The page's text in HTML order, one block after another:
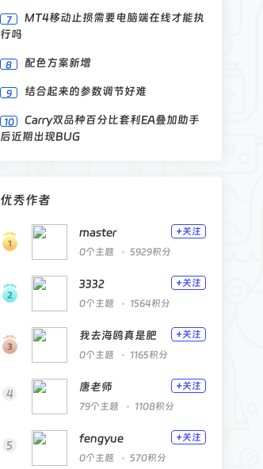
7
MT4移动止损需要电脑端在线才能执
行吗
8 配色方案新增
9 结合起来的参数调节好难
10
Carry双品种百分比套利EA叠加助手
后近期出现BUG
优秀作者
master
+关注
0个主题
5929积分
3332
+关注
0个主题
1564积分
我去海鸥真是肥
+关注
0个主题
1165积分
4
唐老师
+关注
79个主题
1108积分
5
fengyue
+关注
0个主题
570积分